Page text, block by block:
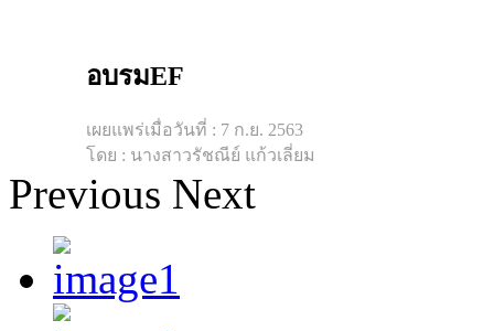
อบรมEF
เผยแพร่เมื่อวันที่ : 7 ก.ย. 2563
โดย : นางสาวรัชณีย์ แก้วเลี่ยม
Previous Next